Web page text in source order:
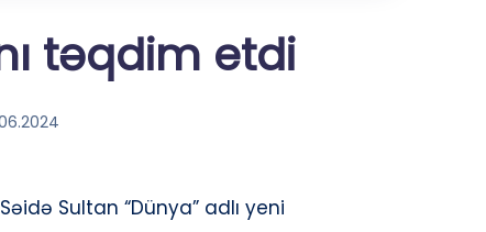
təqdim etdi
Sultan “Dünya” adlı yeni